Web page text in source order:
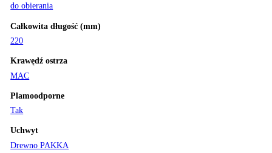
do obierania
Całkowita długość (mm)
220
Krawędź ostrza
MAC
Plamoodporne
Tak
Uchwyt
Drewno PAKKA